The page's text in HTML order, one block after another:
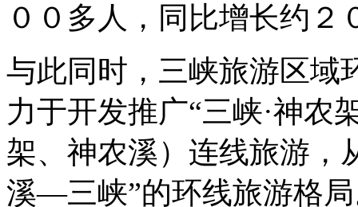
００多人，同比增长约２
与此同时，三峡旅游区域
力于开发推广“三峡·神农
架、神农溪）连线旅游
溪—三峡”的环线旅游格